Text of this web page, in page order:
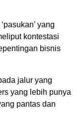
yang
kontestasi
bisnis
jalur yang
yang lebih punya
pantas dan